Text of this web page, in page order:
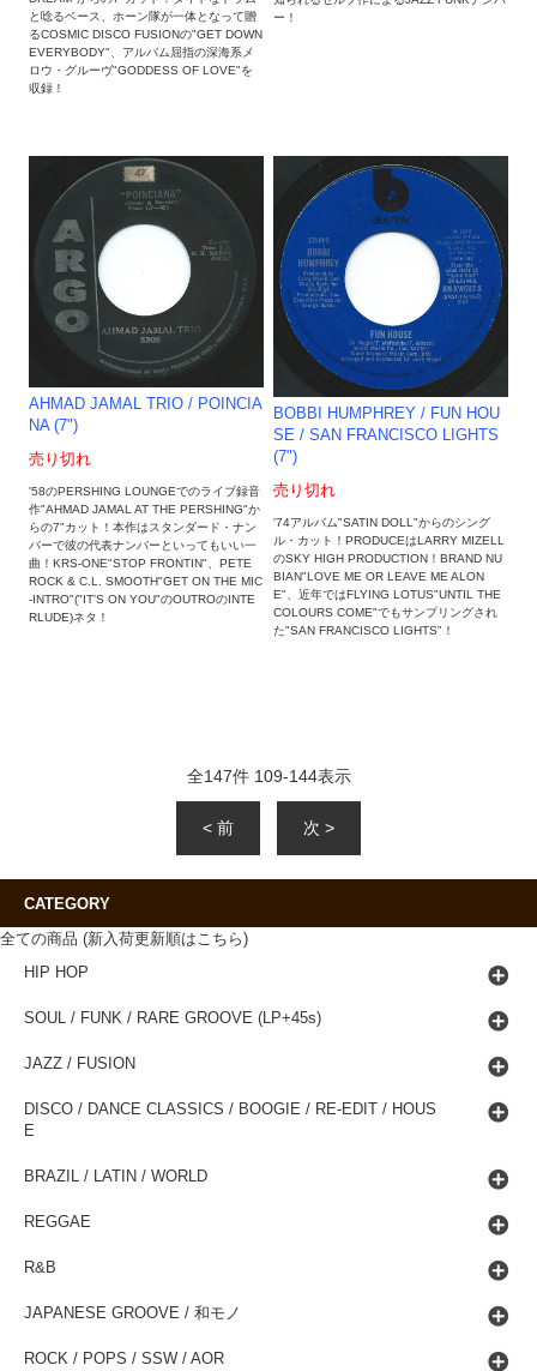
と唸るベース、ホーン隊が一体となって贈
るCOSMIC DISCO FUSIONの"GET DOWN
EVERYBODY"、アルバム屈指の深海系メ
ロウ・グルーヴ"GODDESS OF LOVE"を
収録！
ー！
AHMAD JAMAL TRIO / POINCIA
NA (7")
売り切れ
'58のPERSHING LOUNGEでのライブ録音
作"AHMAD JAMAL AT THE PERSHING"か
らの7"カット！本作はスタンダード・ナン
バーで彼の代表ナンバーといってもいい一
曲！KRS-ONE"STOP FRONTIN"、PETE
ROCK & C.L. SMOOTH"GET ON THE MIC
-INTRO"("IT'S ON YOU"のOUTROのINTE
RLUDE)ネタ！
BOBBI HUMPHREY / FUN HOU
SE / SAN FRANCISCO LIGHTS
(7")
売り切れ
'74アルバム"SATIN DOLL"からのシング
ル・カット！PRODUCEはLARRY MIZELL
のSKY HIGH PRODUCTION！BRAND NU
BIAN"LOVE ME OR LEAVE ME ALON
E"、近年ではFLYING LOTUS"UNTIL THE
COLOURS COME"でもサンプリングされ
た"SAN FRANCISCO LIGHTS"！
全147件 109-144表示
< 前 次 >
CATEGORY
全ての商品 (新入荷更新順はこちら)
HIP HOP
SOUL / FUNK / RARE GROOVE (LP+45s)
JAZZ / FUSION
DISCO / DANCE CLASSICS / BOOGIE / RE-EDIT / HOUS
E
BRAZIL / LATIN / WORLD
REGGAE
R&B
JAPANESE GROOVE / 和モノ
ROCK / POPS / SSW / AOR